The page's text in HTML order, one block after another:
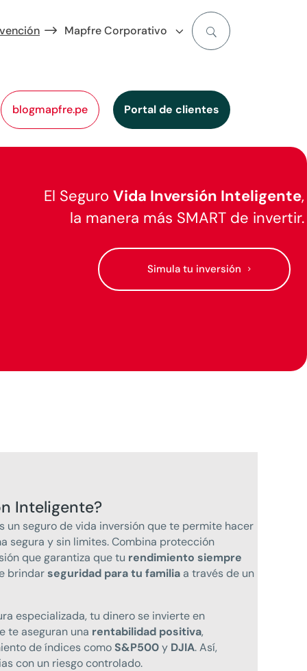
Mapfre Corporativo
blogmapfre.pe Portal de clientes
El Seguro Vida Inversión Inteligente,
la manera más SMART de invertir.
Simula tu inversión
Inteligente?
un seguro de vida inversión que te permite hacer
segura y sin limites. Combina protección
que garantiza que tu rendimiento siempre
brindarseguridad para tu familia a través de un
especializada, tu dinero se invierte en
te aseguran una rentabilidad positiva,
de índices como S&P500y DJIA. Así,
con un riesgo controlado.